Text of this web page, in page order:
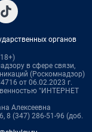
органов
в сфере связи,
(Роскомнадзор)
от 06.02.2023 г.
"ИНТЕРНЕТ
Алексеевна
8 (347) 286-51-96 (доб.